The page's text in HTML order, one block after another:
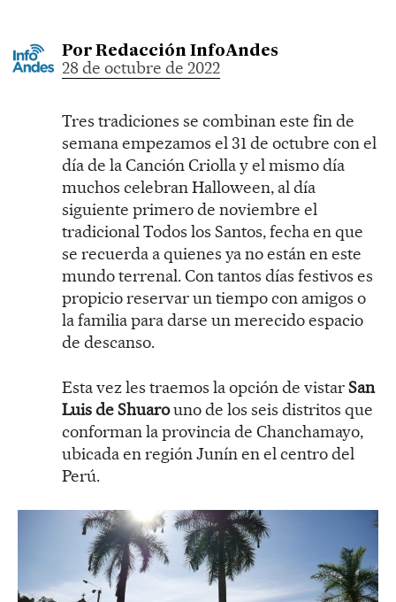
Por Redacción InfoAndes
28 de octubre de 2022
Tres tradiciones se combinan este fin de
semana empezamos el 31 de octubre con el
día de la Canción Criolla y el mismo día
muchos celebran Halloween, al día
siguiente primero de noviembre el
tradicional Todos los Santos, fecha en que
se recuerda a quienes ya no están en este
mundo terrenal. Con tantos días festivos es
propicio reservar un tiempo con amigos o
la familia para darse un merecido espacio
de descanso.
Esta vez les traemos la opción de vistarSan
Luis de Shuarouno de los seis distritos que
conforman la provincia de Chanchamayo,
ubicada en región Junín en el centro del
Perú.